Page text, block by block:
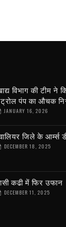
विभाग की टीम ने
पंप का औचक
JANUARY 16, 2026
जिले के आर्म्स
DECEMBER 18, 2025
कढी में फिर उफान
DECEMBER 11, 2025